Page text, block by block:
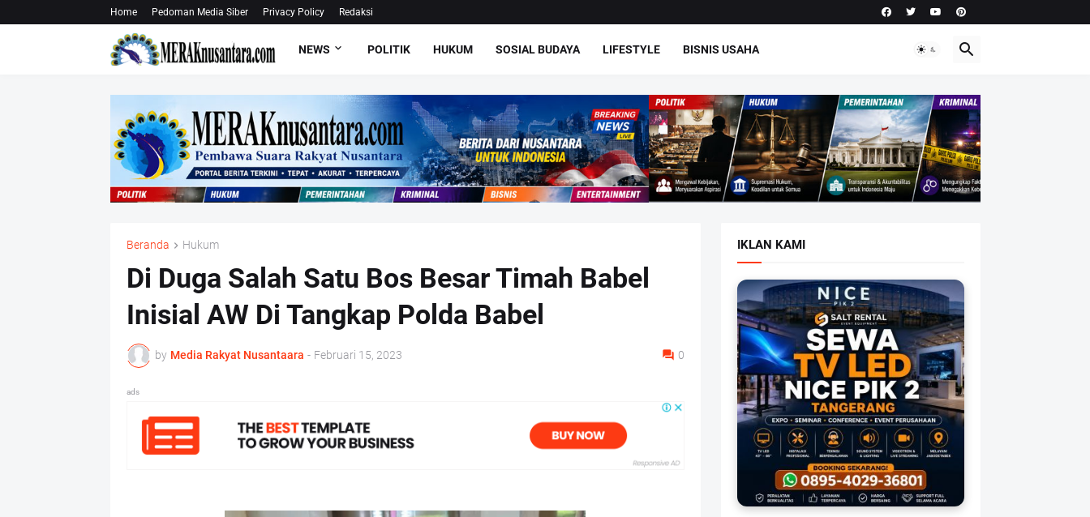
Home Pedoman Media Siber Privacy Policy Redaksi
NEWS POLITIK HUKUM SOSIAL BUDAYA LIFESTYLE BISNIS USAHA
Beranda Hukum
Di Duga Salah Satu Bos Besar Timah Babel
Inisial AW Di Tangkap Polda Babel
by Media Rakyat Nusantaara - Februari 15, 2023 0
ads
IKLAN KAMI